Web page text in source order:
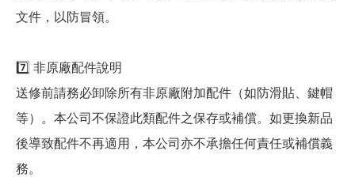
文件，以防冒領。
7️⃣ 非原廠配件說明
送修前請務必卸除所有非原廠附加配件（如防滑貼、鍵帽
等）。本公司不保證此類配件之保存或補償。如更換新品
後導致配件不再適用，本公司亦不承擔任何責任或補償義
務。